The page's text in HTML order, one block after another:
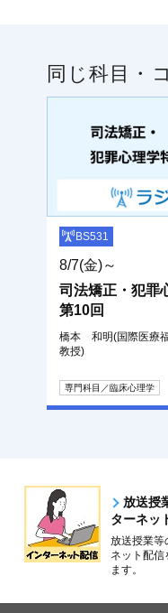
同じ科目・
BS531
8/7(金)～
司法矯正・犯罪
第10回
橋本 和明(国際医療
教授)
専門科目／臨床心理学
放送授
ターネッ
放送授業等
ネット配信
ます。